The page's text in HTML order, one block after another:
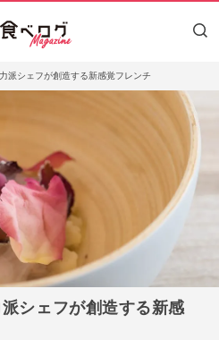
派シェフが創造する新感覚フレンチ
シェフが創造する新感